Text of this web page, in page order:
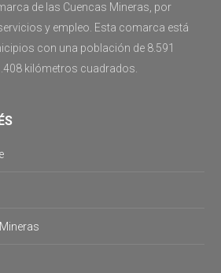
de las Cuencas Mineras, por
y empleo. Esta comarca está
con una población de 8.591
kilómetros cuadrados.